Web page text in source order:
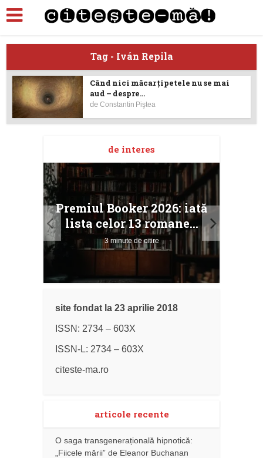
Tag - Iván Repila
Când nici măcar ţipetele nu se mai
aud – despre...
deConstantin Piştea
de interes
Premiul Booker 2026: iată
lista celor 13 romane...
3 minute de citire
site fondat la 23 aprilie 2018
ISSN: 2734 – 603X
ISSN-L: 2734 – 603X
citeste-ma.ro
articole recente
O saga transgenerațională hipnotică:
„Fiicele mării” de Eleanor Buchanan